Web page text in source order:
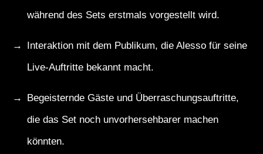
während des Sets erstmals vorgestellt wird.
Interaktion mit dem Publikum, die Alesso für seine
Live-Auftritte bekannt macht.
Begeisternde Gäste und Überraschungsauftritte,
die das Set noch unvorhersehbarer machen
könnten.